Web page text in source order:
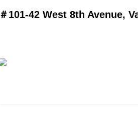
＃101-42 West 8th Avenue,